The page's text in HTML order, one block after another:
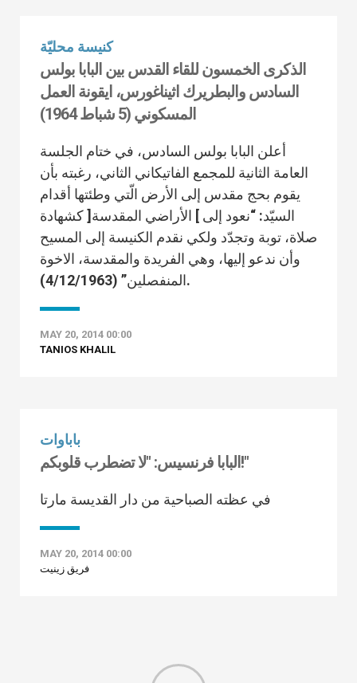
كنيسة محليّة
الذكرى الخمسون للقاء القدس بين البابا بولس
السادس والبطريرك اثيناغورس، ايقونة العمل
المسكوني (5 شباط 1964)
أعلن البابا بولس السادس، في ختام الجلسة
العامة الثانية للمجمع الفاتيكاني الثاني، رغبته بأن
يقوم بحج مقدس إلى الأرض الّتي وطئتها أقدام
السيّد: “نعود إلى ] الأراضي المقدسة[ كشهادة
صلاة، توبة وتجدّد ولكي نقدم الكنيسة إلى المسيح
وأن ندعو إليها، وهي الفريدة والمقدسة، الاخوة
المنفصلين” (4/12/1963).
MAY 20, 2014 00:00
TANIOS KHALIL
باباوات
البابا فرنسيس: "لا تضطرب قلوبكم!"
في عظته الصباحية من دار القديسة مارتا
MAY 20, 2014 00:00
فريق زينيت